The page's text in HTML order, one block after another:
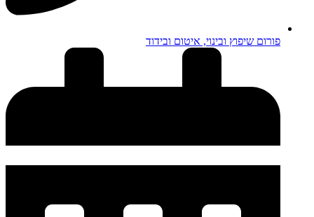
פורום שיפוץ ובינוי, איטום ובידוד